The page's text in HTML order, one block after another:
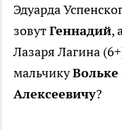
Эдуарда
зовутГеннадий,
Лазаря Лагина
мальчикуВольке
Алексеевичу?